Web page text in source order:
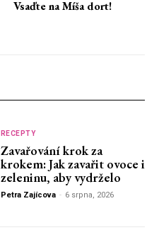
Vsaďte na Míša dort!
RECEPTY
Zavařování krok za
krokem: Jak zavařit ovoce i
zeleninu, aby vydrželo
Petra Zajícova - 6 srpna, 2026